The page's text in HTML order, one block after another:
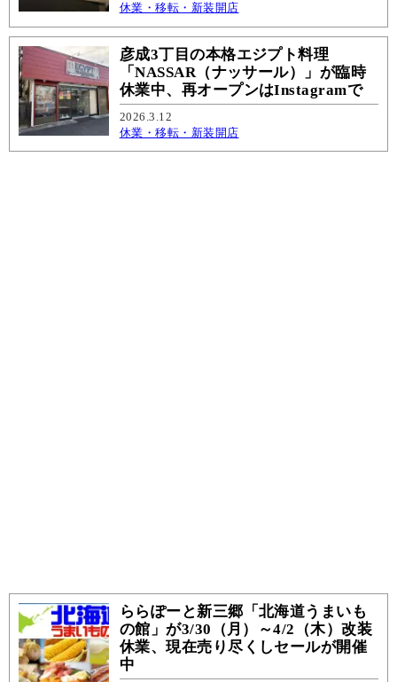
休業・移転・新装開店
彦成3丁目の本格エジプト料理
「NASSAR（ナッサール）」が臨時
休業中、再オープンはInstagramで
2026.3.12
休業・移転・新装開店
ららぽーと新三郷「北海道うまいも
の館」が3/30（月）～4/2（木）改装
休業、現在売り尽くしセールが開催
中